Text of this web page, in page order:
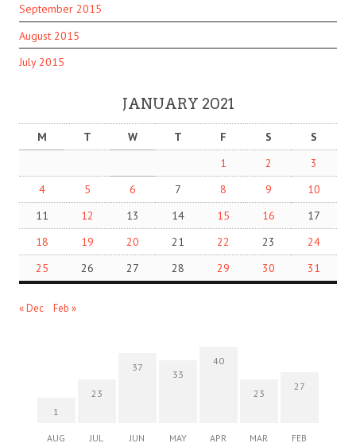
September 2015
August 2015
July 2015
JANUARY 2021
M T W T F S
S
1
2
3
4
5 6 7 8 9
10
11
12 13 14 15 16
17
18
19 20 21 22 23
24
25
26 27 28 29 30 31
« Dec Feb »
1
AUG
23
JUL
37
JUN
33
MAY
40
APR
23
MAR
27
FEB